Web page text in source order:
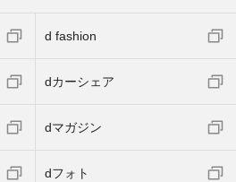
d fashion
dカーシェア
dマガジン
dフォト